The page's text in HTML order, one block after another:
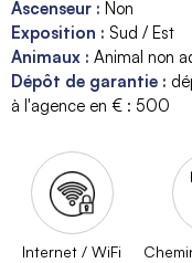
Ascenseur : Non
Exposition : Sud / Est
Animaux : Animal non
Dépôt de garantie :
à l'agence en € : 500
Internet / WiFi